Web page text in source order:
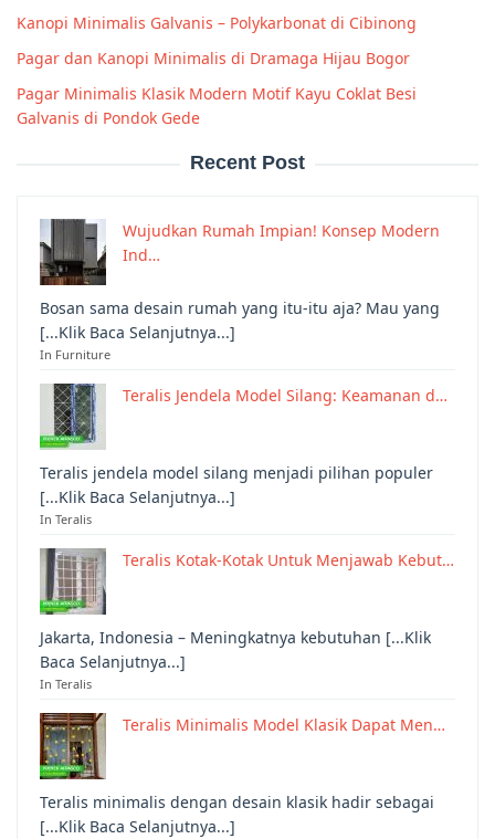
Kanopi Minimalis Galvanis – Polykarbonat di Cibinong
Pagar dan Kanopi Minimalis di Dramaga Hijau Bogor
Pagar Minimalis Klasik Modern Motif Kayu Coklat Besi
Galvanis di Pondok Gede
Recent Post
Wujudkan Rumah Impian! Konsep Modern
Ind…
Bosan sama desain rumah yang itu-itu aja? Mau yang
[...Klik Baca Selanjutnya...]
In Furniture
Teralis Jendela Model Silang: Keamanan d…
Teralis jendela model silang menjadi pilihan populer
[...Klik Baca Selanjutnya...]
In Teralis
Teralis Kotak-Kotak Untuk Menjawab Kebut…
Jakarta, Indonesia – Meningkatnya kebutuhan [...Klik
Baca Selanjutnya...]
In Teralis
Teralis Minimalis Model Klasik Dapat Men…
Teralis minimalis dengan desain klasik hadir sebagai
[...Klik Baca Selanjutnya...]